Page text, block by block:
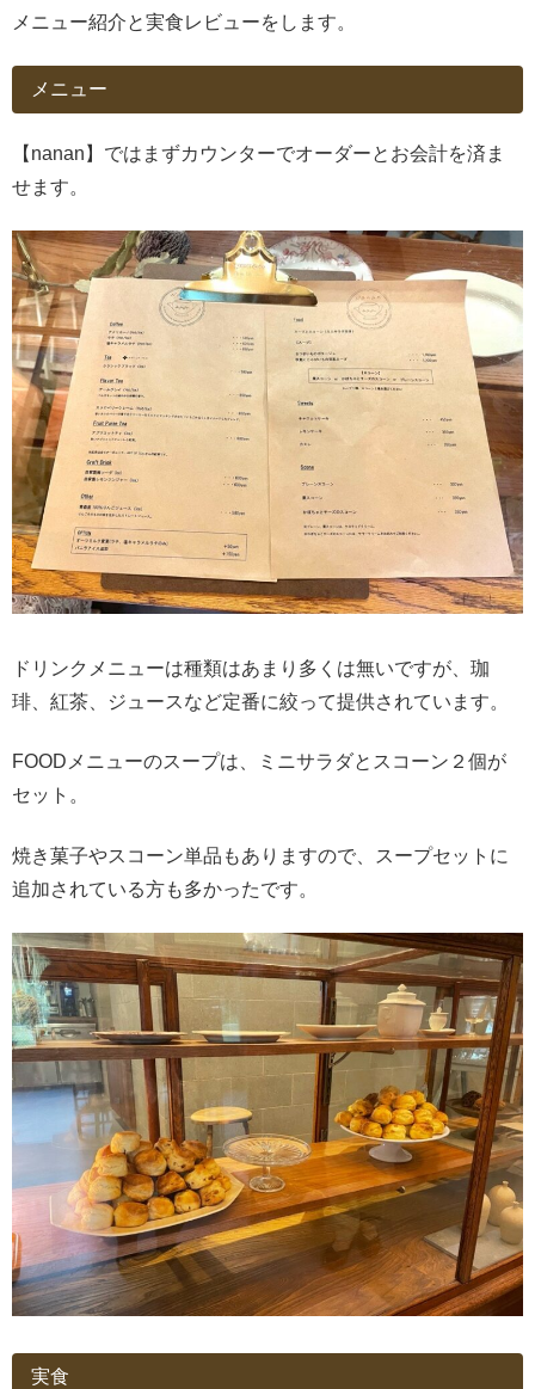
メニュー紹介と実食レビューをします。
メニュー
【nanan】ではまずカウンターでオーダーとお会計を済ま
せます。
ドリンクメニューは種類はあまり多くは無いですが、珈
琲、紅茶、ジュースなど定番に絞って提供されています。
FOODメニューのスープは、ミニサラダとスコーン２個が
セット。
焼き菓子やスコーン単品もありますので、スープセットに
追加されている方も多かったです。
実食